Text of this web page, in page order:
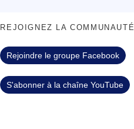
REJOIGNEZ LA COMMUNAUTÉ
Rejoindre le groupe Facebook
S'abonner à la chaîne YouTube